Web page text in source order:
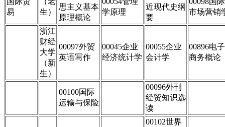
易
生）
思主义基本
原理概论
学原理
近现代史纲
要
市场营销
浙江
财经
大学
（新
生）
00097外贸
英语写作
00045企业
经济统计学
00055企业
会计学
00896电子
商务概论
00100国际
运输与保险
00096外刊
经贸知识选
读
00102世界